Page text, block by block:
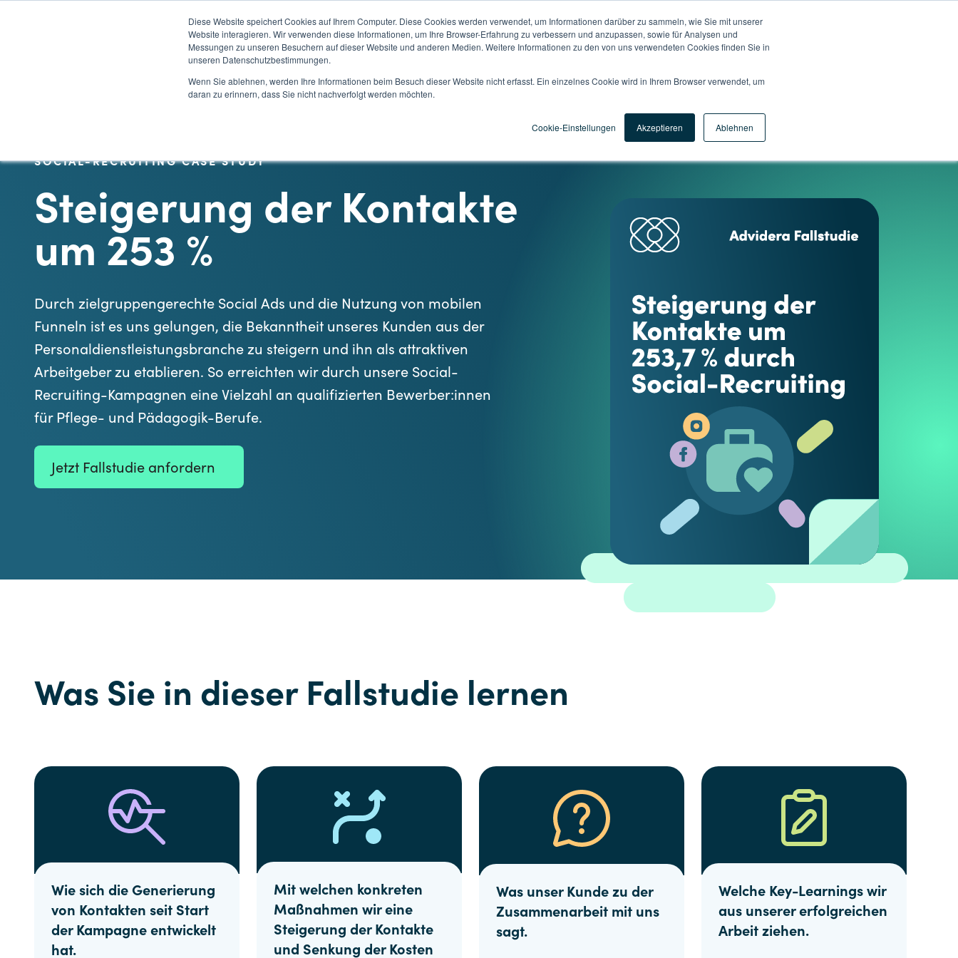
Diese Website speichert Cookies auf Ihrem Computer. Diese Cookies werden verwendet, um Informationen darüber zu sammeln, wie Sie mit unserer
Website interagieren. Wir verwenden diese Informationen, um Ihre Browser-Erfahrung zu verbessern und anzupassen, sowie für Analysen und
Messungen zu unseren Besuchern auf dieser Website und anderen Medien. Weitere Informationen zu den von uns verwendeten Cookies finden Sie in
unseren Datenschutzbestimmungen.
Wenn Sie ablehnen, werden Ihre Informationen beim Besuch dieser Website nicht erfasst. Ein einzelnes Cookie wird in Ihrem Browser verwendet, um
daran zu erinnern, dass Sie nicht nachverfolgt werden möchten.
Cookie-Einstellungen Akzeptieren Ablehnen
SOCIAL-RECRUITING CASE STUDY
Steigerung der Kontakte
um 253 %
Durch zielgruppengerechte Social Ads und die Nutzung von mobilen
Funneln ist es uns gelungen, die Bekanntheit unseres Kunden aus der
Personaldienstleistungsbranche zu steigern und ihn als attraktiven
Arbeitgeber zu etablieren. So erreichten wir durch unsere Social-
Recruiting-Kampagnen eine Vielzahl an qualifizierten Bewerber:innen
für Pflege- und Pädagogik-Berufe.
Jetzt Fallstudie anfordern
Was Sie in dieser Fallstudie lernen
Wie sich die Generierung
von Kontakten seit Start
der Kampagne entwickelt
hat.
Mit welchen konkreten
Maßnahmen wir eine
Steigerung der Kontakte
und Senkung der Kosten
Was unser Kunde zu der
Zusammenarbeit mit uns
sagt.
Welche Key-Learnings wir
aus unserer erfolgreichen
Arbeit ziehen.